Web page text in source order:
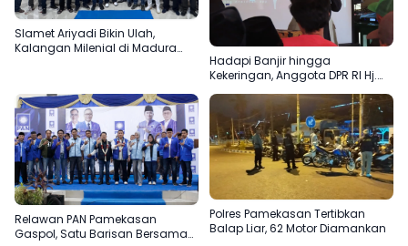
Slamet Ariyadi Bikin Ulah,
Kalangan Milenial di Madura
Hadapi Banjir hingga
Kekeringan, Anggota DPR RI Hj.
Relawan PAN Pamekasan
Gaspol, Satu Barisan Bersama
Polres Pamekasan Tertibkan
Balap Liar, 62 Motor Diamankan